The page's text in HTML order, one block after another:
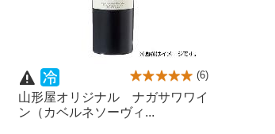
山形屋オリジナル ナガサワワイ
ン（カベルネソーヴィ...
(6)